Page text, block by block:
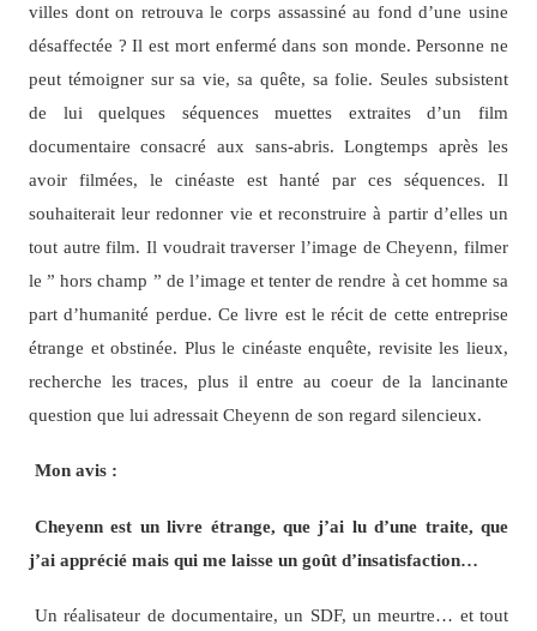
villes dont on retrouva le corps assassiné au fond d’une usine
désaffectée ? Il est mort enfermé dans son monde. Personne ne
peut témoigner sur sa vie, sa quête, sa folie. Seules subsistent
de lui quelques séquences muettes extraites d’un film
documentaire consacré aux sans-abris. Longtemps après les
avoir filmées, le cinéaste est hanté par ces séquences. Il
souhaiterait leur redonner vie et reconstruire à partir d’elles un
tout autre film. Il voudrait traverser l’image de Cheyenn, filmer
le ” hors champ ” de l’image et tenter de rendre à cet homme sa
part d’humanité perdue. Ce livre est le récit de cette entreprise
étrange et obstinée. Plus le cinéaste enquête, revisite les lieux,
recherche les traces, plus il entre au coeur de la lancinante
question que lui adressait Cheyenn de son regard silencieux.
Mon avis :
Cheyenn est un livre étrange, que j’ai lu d’une traite, que
j’ai apprécié mais qui me laisse un goût d’insatisfaction…
Un réalisateur de documentaire, un SDF, un meurtre… et tout